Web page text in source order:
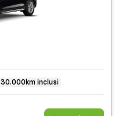
30.000km inclusi